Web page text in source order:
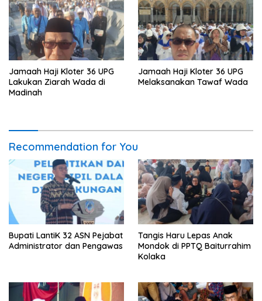
Jamaah Haji Kloter 36 UPG
Lakukan Ziarah Wada di
Madinah
Jamaah Haji Kloter 36 UPG
Melaksanakan Tawaf Wada
Recommendation for You
Bupati LantiK 32 ASN Pejabat
Administrator dan Pengawas
Tangis Haru Lepas Anak
Mondok di PPTQ Baiturrahim
Kolaka